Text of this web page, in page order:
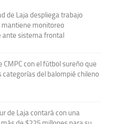
de Laja despliega trabajo
mantiene monitoreo
ante sistema frontal
CMPC con el fútbol sureño que
categorías del balompié chileno
de Laja contará con una